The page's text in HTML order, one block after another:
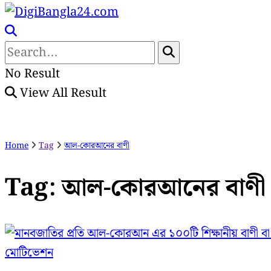
No Result
View All Result
Home Tag আল-কোরআনের বাণী
Tag:আল-কোরআনের বাণী
মোটিভেশন